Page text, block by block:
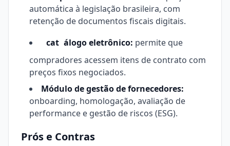
automática à legislação brasileira, com
retenção de documentos fiscais digitais.
cat álogo eletrônico: permite que
compradores acessem itens de contrato com
preços fixos negociados.
Módulo de gestão de fornecedores:
onboarding, homologação, avaliação de
performance e gestão de riscos (ESG).
Prós e Contras